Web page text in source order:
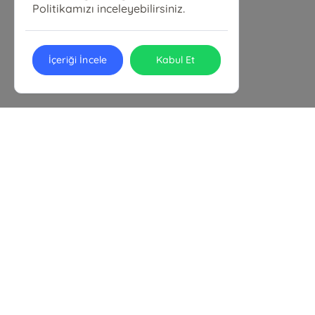
Politikamızı inceleyebilirsiniz.
İçeriği İncele Kabul Et